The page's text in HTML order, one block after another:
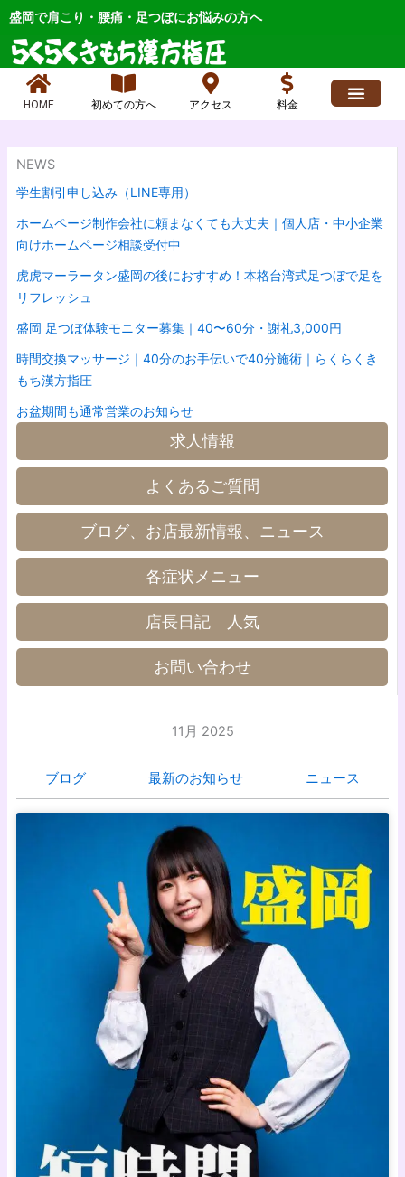
内
を
盛岡で肩こり・腰痛・足つぼにお悩みの方へ
HOME 初めての方へ アクセス 料金
NEWS
学生割引申し込み（LINE専用）
ホームページ制作会社に頼まなくても大丈夫｜個人店・中小企業
向けホームページ相談受付中
虎虎マーラータン盛岡の後におすすめ！本格台湾式足つぼで足を
リフレッシュ
盛岡 足つぼ体験モニター募集｜40〜60分・謝礼3,000円
時間交換マッサージ｜40分のお手伝いで40分施術｜らくらくき
もち漢方指圧
お盆期間も通常営業のお知らせ
求人情報
よくあるご質問
ブログ、お店最新情報、ニュース
各症状メニュー
店長日記 人気
お問い合わせ
11月 2025
ブログ 最新のお知らせ ニュース